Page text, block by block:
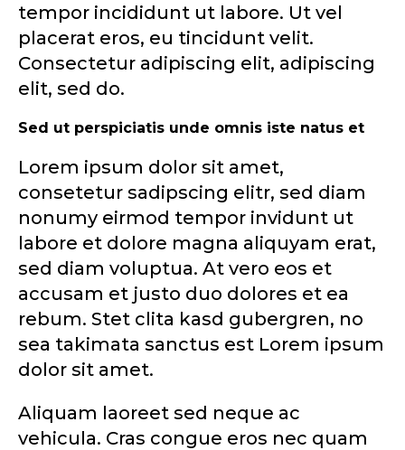
tempor incididunt ut labore. Ut vel
placerat eros, eu tincidunt velit.
Consectetur adipiscing elit, adipiscing
elit, sed do.
Sed ut perspiciatis unde omnis iste natus et
Lorem ipsum dolor sit amet,
consetetur sadipscing elitr, sed diam
nonumy eirmod tempor invidunt ut
labore et dolore magna aliquyam erat,
sed diam voluptua. At vero eos et
accusam et justo duo dolores et ea
rebum. Stet clita kasd gubergren, no
sea takimata sanctus est Lorem ipsum
dolor sit amet.
Aliquam laoreet sed neque ac
vehicula. Cras congue eros nec quam